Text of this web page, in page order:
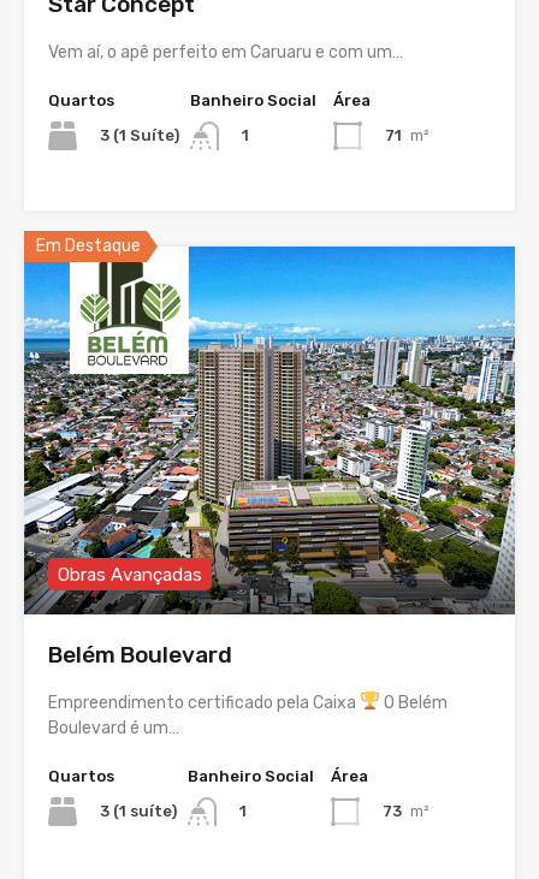
Vem aí, o apê perfeito em Caruaru e com um…
Quartos
3 (1 Suíte)
Banheiro Social
1
Área
71 m²
Em Destaque
Obras Avançadas
Belém Boulevard
Empreendimento certificado pela Caixa
O Belém
Boulevard é um…
Quartos
3 (1 suíte)
Banheiro Social
1
Área
73 m²